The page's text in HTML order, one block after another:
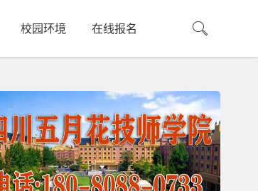
校园环境 在线报名